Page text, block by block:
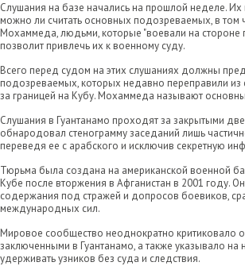
Слушания на базе начались на прошлой неделе. Их
можно ли считать основных подозреваемых, в
Мохаммеда, людьми, которые "воевали на стороне
позволит привлечь их к военному суду.
Всего перед судом на этих слушаниях должны
подозреваемых, которых недавно переправили из
за границей на Кубу. Мохаммеда называют
Слушания в Гуантанамо проходят за закрытыми
обнародовал стенограмму заседаний лишь
переведя ее с арабского и исключив секретную
Тюрьма была создана на американской военной
Кубе после вторжения в Афганистан в 2001 году.
содержания под стражей и допросов боевиков,
международных сил.
Мировое сообщество неоднократно критиковало
заключенными в Гуантанамо, а также указывало на
удерживать узников без суда и следствия.